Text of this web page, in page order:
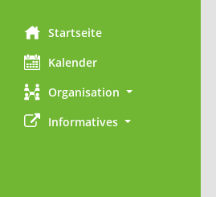
Startseite
Kalender
Organisation
Informatives